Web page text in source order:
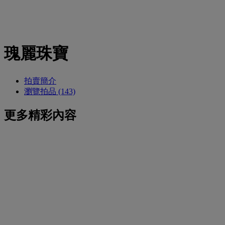
瑰麗珠寶
拍賣簡介
瀏覽拍品 (143)
更多精彩內容